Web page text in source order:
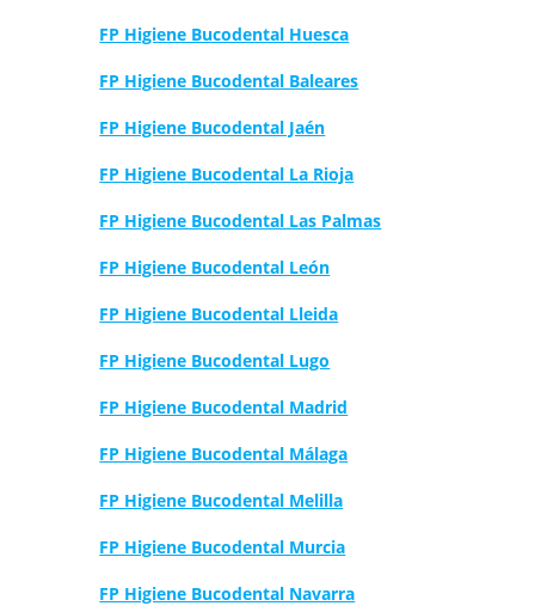
FP Higiene Bucodental Huesca
FP Higiene Bucodental Baleares
FP Higiene Bucodental Jaén
FP Higiene Bucodental La Rioja
FP Higiene Bucodental Las Palmas
FP Higiene Bucodental León
FP Higiene Bucodental Lleida
FP Higiene Bucodental Lugo
FP Higiene Bucodental Madrid
FP Higiene Bucodental Málaga
FP Higiene Bucodental Melilla
FP Higiene Bucodental Murcia
FP Higiene Bucodental Navarra